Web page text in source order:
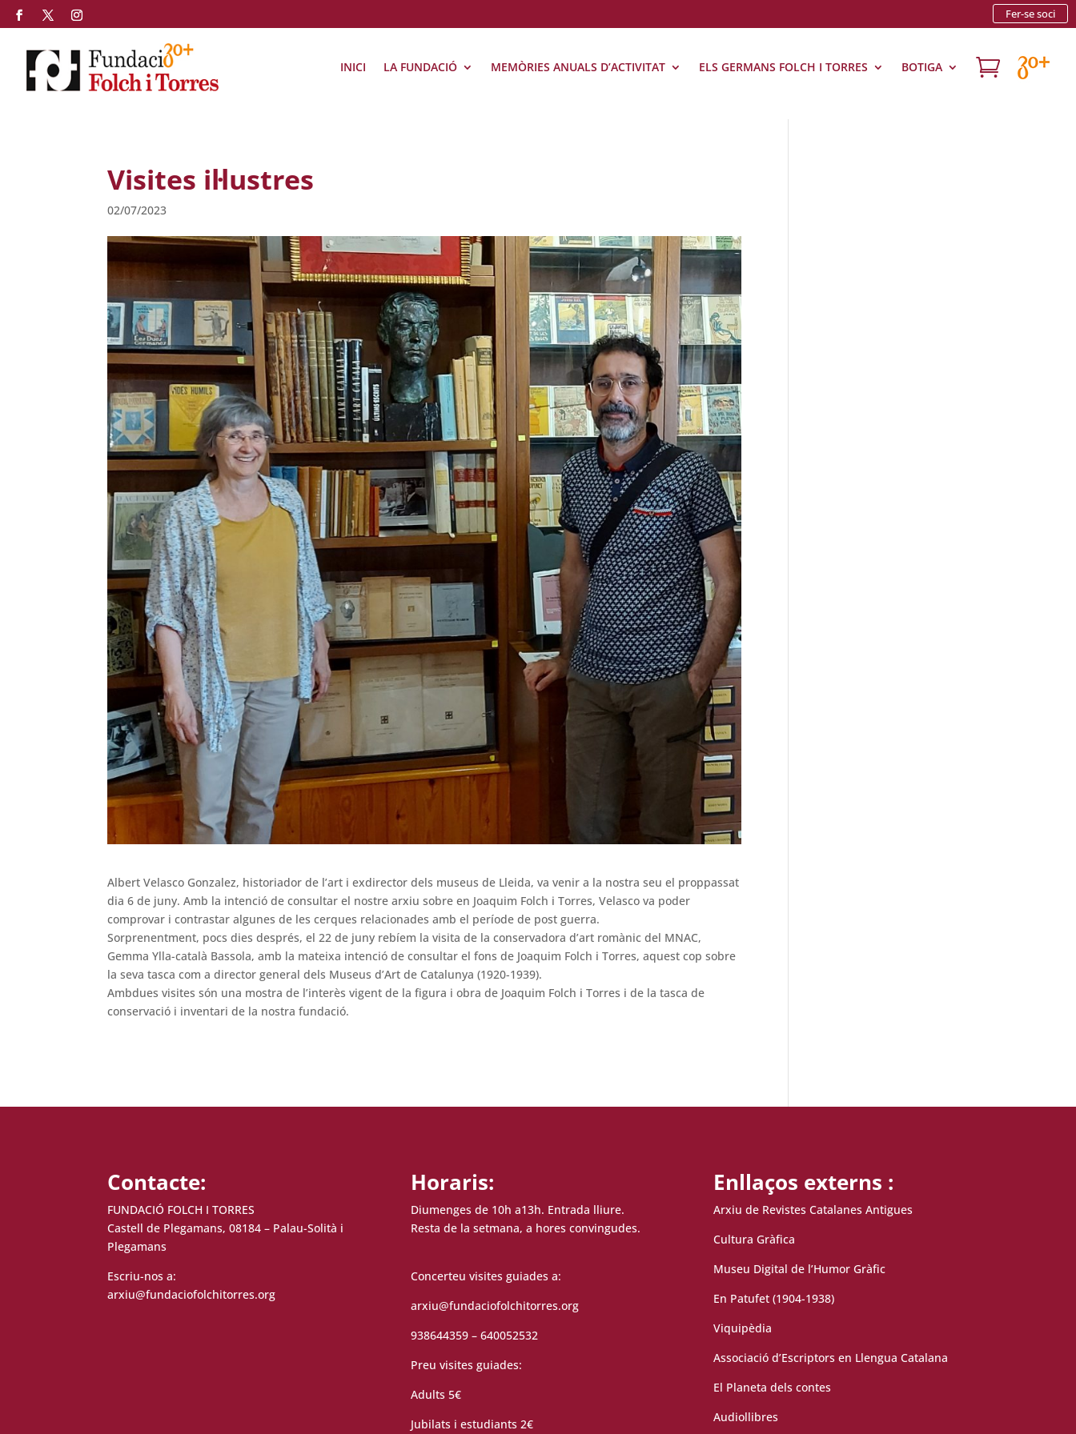
Fer-se soci
INICI LA FUNDACIÓ MEMÒRIES ANUALS D’ACTIVITAT ELS GERMANS FOLCH I TORRES BOTIGA 
Visites il·lustres
02/07/2023
Albert Velasco Gonzalez, historiador de l’art i exdirector dels museus de Lleida, va venir a la nostra seu el proppassat
dia 6 de juny. Amb la intenció de consultar el nostre arxiu sobre en Joaquim Folch i Torres, Velasco va poder
comprovar i contrastar algunes de les cerques relacionades amb el període de post guerra.
Sorprenentment, pocs dies després, el 22 de juny rebíem la visita de la conservadora d’art romànic del MNAC,
Gemma Ylla-català Bassola, amb la mateixa intenció de consultar el fons de Joaquim Folch i Torres, aquest cop sobre
la seva tasca com a director general dels Museus d’Art de Catalunya (1920-1939).
Ambdues visites són una mostra de l’interès vigent de la figura i obra de Joaquim Folch i Torres i de la tasca de
conservació i inventari de la nostra fundació.
Contacte:
FUNDACIÓ FOLCH I TORRES
Castell de Plegamans, 08184 – Palau-Solità i
Plegamans
Escriu-nos a:
arxiu@fundaciofolchitorres.org
Horaris:
Diumenges de 10h a13h. Entrada lliure.
Resta de la setmana, a hores convingudes.
Concerteu visites guiades a:
arxiu@fundaciofolchitorres.org
938644359 – 640052532
Preu visites guiades:
Adults 5€
Jubilats i estudiants 2€
Enllaços externs :
Arxiu de Revistes Catalanes Antigues
Cultura Gràfica
Museu Digital de l’Humor Gràfic
En Patufet (1904-1938)
Viquipèdia
Associació d’Escriptors en Llengua Catalana
El Planeta dels contes
Audiollibres